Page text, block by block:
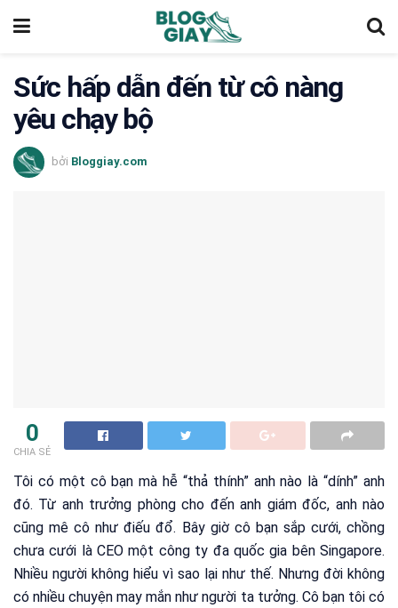
Sức hấp dẫn đến từ cô nàng
yêu chạy bộ
bởi Bloggiay.com
0
CHIA SẺ
Tôi có một cô bạn mà hễ “thả thính” anh nào là “dính” anh
đó. Từ anh trưởng phòng cho đến anh giám đốc, anh nào
cũng mê cô như điếu đổ. Bây giờ cô bạn sắp cưới, chồng
chưa cưới là CEO một công ty đa quốc gia bên Singapore.
Nhiều người không hiểu vì sao lại như thế. Nhưng đời không
có nhiều chuyện may mắn như người ta tưởng. Cô bạn tôi có